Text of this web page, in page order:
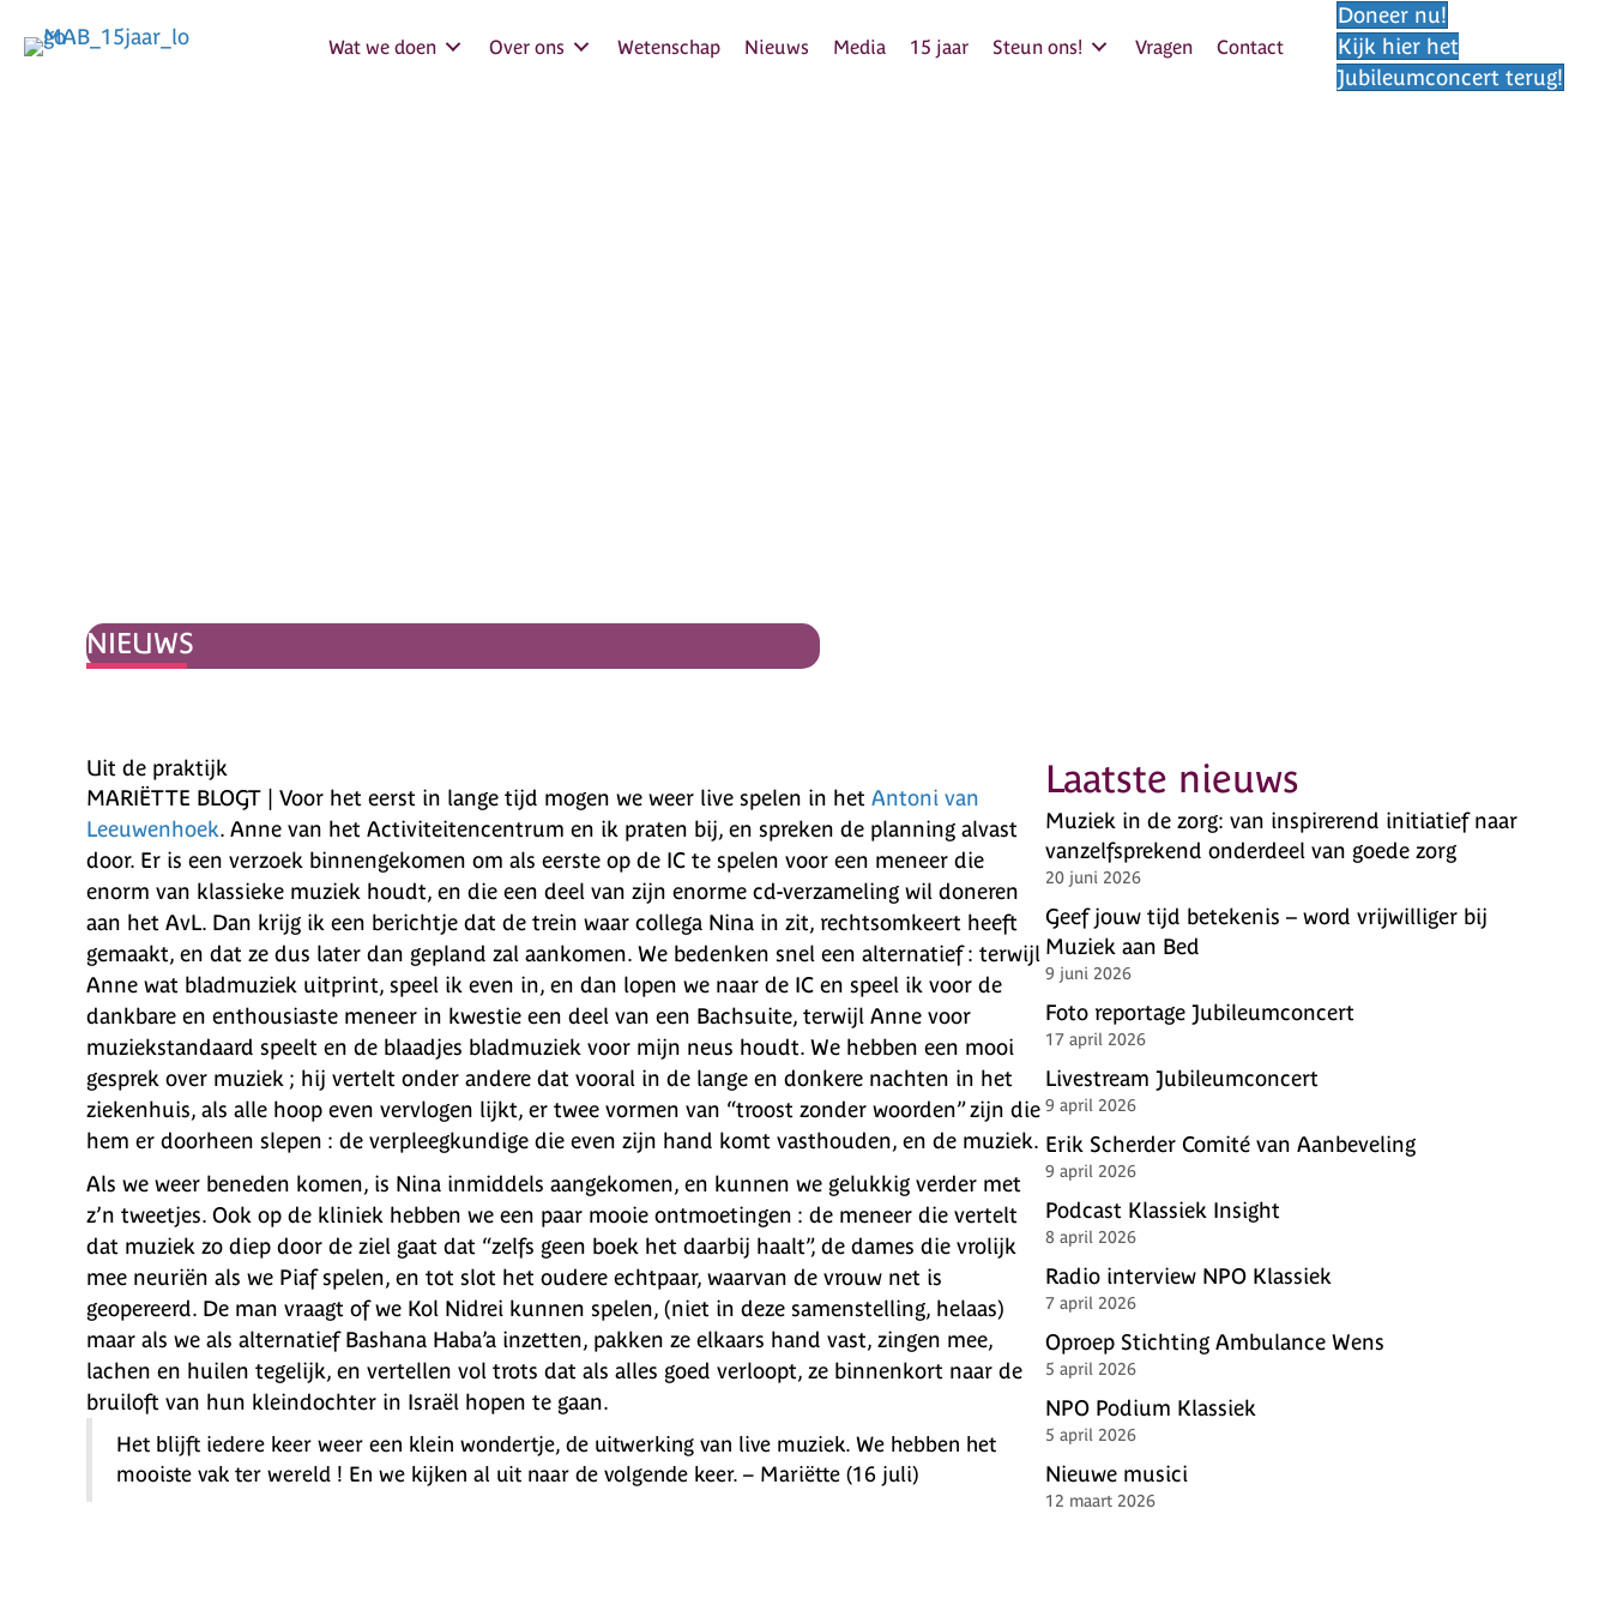
Wat we doen Over ons Wetenschap Nieuws Media 15 jaar Steun ons! Vragen Contact
Doneer nu!
Kijk hier het
Jubileumconcert terug!
NIEUWS
Uit de praktijk
MARIËTTE BLOGT | Voor het eerst in lange tijd mogen we weer live spelen in het Antoni van
Leeuwenhoek. Anne van het Activiteitencentrum en ik praten bij, en spreken de planning alvast
door. Er is een verzoek binnengekomen om als eerste op de IC te spelen voor een meneer die
enorm van klassieke muziek houdt, en die een deel van zijn enorme cd-verzameling wil doneren
aan het AvL. Dan krijg ik een berichtje dat de trein waar collega Nina in zit, rechtsomkeert heeft
gemaakt, en dat ze dus later dan gepland zal aankomen. We bedenken snel een alternatief : terwijl
Anne wat bladmuziek uitprint, speel ik even in, en dan lopen we naar de IC en speel ik voor de
dankbare en enthousiaste meneer in kwestie een deel van een Bachsuite, terwijl Anne voor
muziekstandaard speelt en de blaadjes bladmuziek voor mijn neus houdt. We hebben een mooi
gesprek over muziek ; hij vertelt onder andere dat vooral in de lange en donkere nachten in het
ziekenhuis, als alle hoop even vervlogen lijkt, er twee vormen van “troost zonder woorden” zijn die
hem er doorheen slepen : de verpleegkundige die even zijn hand komt vasthouden, en de muziek.
Als we weer beneden komen, is Nina inmiddels aangekomen, en kunnen we gelukkig verder met
z’n tweetjes. Ook op de kliniek hebben we een paar mooie ontmoetingen : de meneer die vertelt
dat muziek zo diep door de ziel gaat dat “zelfs geen boek het daarbij haalt”, de dames die vrolijk
mee neuriën als we Piaf spelen, en tot slot het oudere echtpaar, waarvan de vrouw net is
geopereerd. De man vraagt of we Kol Nidrei kunnen spelen, (niet in deze samenstelling, helaas)
maar als we als alternatief Bashana Haba’a inzetten, pakken ze elkaars hand vast, zingen mee,
lachen en huilen tegelijk, en vertellen vol trots dat als alles goed verloopt, ze binnenkort naar de
bruiloft van hun kleindochter in Israël hopen te gaan.
Het blijft iedere keer weer een klein wondertje, de uitwerking van live muziek. We hebben het
mooiste vak ter wereld ! En we kijken al uit naar de volgende keer. – Mariëtte (16 juli)
Laatste nieuws
Muziek in de zorg: van inspirerend initiatief naar
vanzelfsprekend onderdeel van goede zorg
20 juni 2026
Geef jouw tijd betekenis – word vrijwilliger bij
Muziek aan Bed
9 juni 2026
Foto reportage Jubileumconcert
17 april 2026
Livestream Jubileumconcert
9 april 2026
Erik Scherder Comité van Aanbeveling
9 april 2026
Podcast Klassiek Insight
8 april 2026
Radio interview NPO Klassiek
7 april 2026
Oproep Stichting Ambulance Wens
5 april 2026
NPO Podium Klassiek
5 april 2026
Nieuwe musici
12 maart 2026